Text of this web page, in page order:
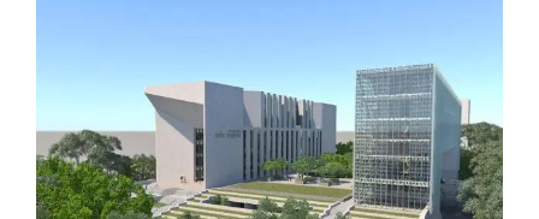
করেও
বুয়েটে
ভর্তির
পাবলিক লাইব্রেরি পাচ্ছে আধুনিক ডিজাইনের নতুন ভবন